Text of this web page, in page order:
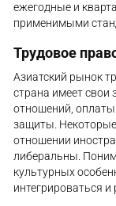
ежегодные и
применимыми
Трудовое
Азиатский рынок
страна имеет
отношений, оплаты
защиты.
отношении
либеральны.
культурных
интегрироваться и